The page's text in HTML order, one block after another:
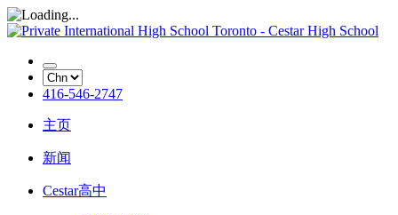
416-546-2747
主页
新闻
Cestar高中